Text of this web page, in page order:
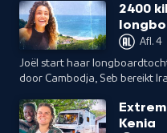
gemeenschap in Oeganda.
2400
Afl. 4
Joël start haar
door Cambodja, Seb bereikt
Kenia